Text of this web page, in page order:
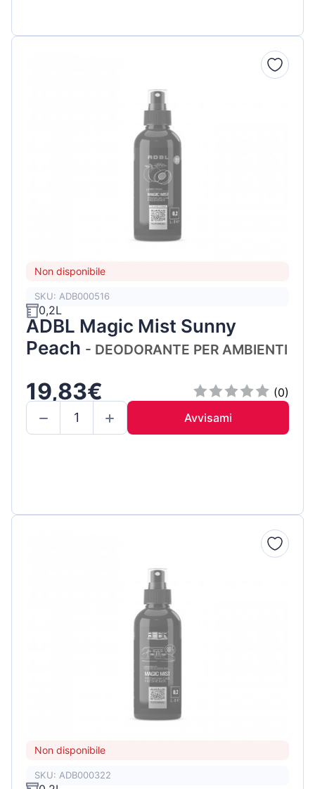
Non disponibile
SKU: ADB000516
0,2L
ADBL Magic Mist Sunny
Peach - DEODORANTE PER AMBIENTI
19,83€
(0)
Avvisami
Non disponibile
SKU: ADB000322